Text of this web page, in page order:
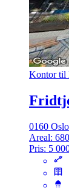
Kontor til
0160 Oslo
Areal:
Pris: 5